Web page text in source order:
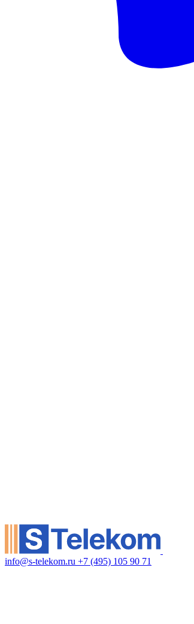
info@s-telekom.ru +7 (495) 105 90 71